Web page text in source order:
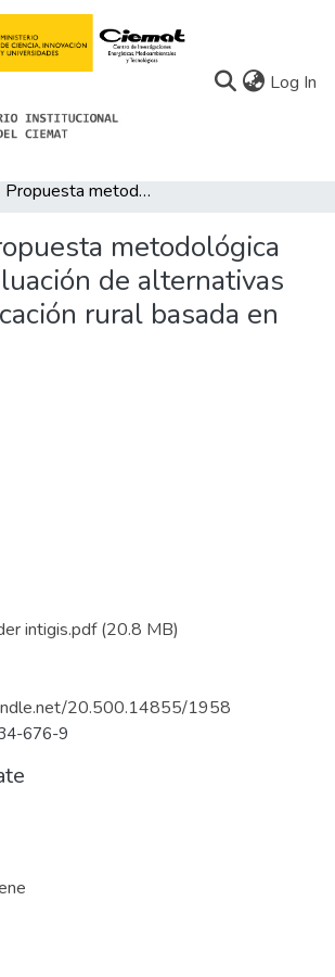
Log In
INTIGIS: Propuesta metodológica para la evaluación de alternativas de electrificación rural basada en SIG
metodológica
de alternativas
rural basada en
intigis.pdf(20.8 MB)
20.500.14855/1958
676-9